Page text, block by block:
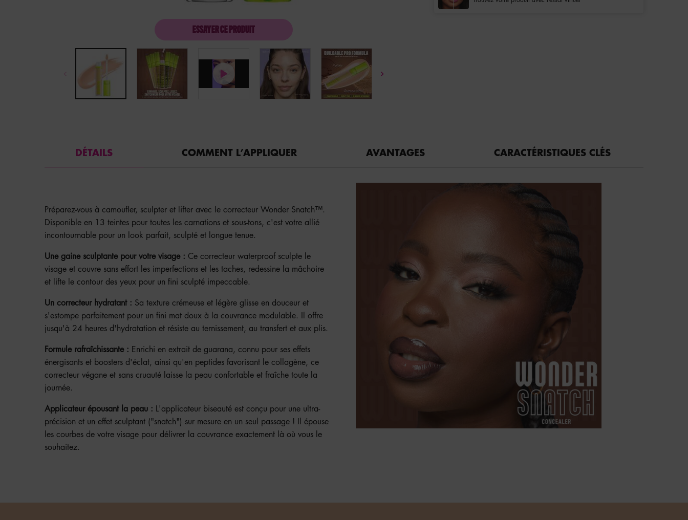
ESSAYER CE PRODUIT
DÉTAILS COMMENT L’APPLIQUER AVANTAGES CARACTÉRISTIQUES CLÉS
Préparez-vous à camoufler, sculpter et lifter avec le correcteur Wonder Snatch™.
Disponible en 13 teintes pour toutes les carnations et sous-tons, c'est votre allié
incontournable pour un look parfait, sculpté et longue tenue.
Une gaine sculptante pour votre visage : Ce correcteur waterproof sculpte le
visage et couvre sans effort les imperfections et les taches, redessine la mâchoire
et lifte le contour des yeux pour un fini sculpté impeccable.
Un correcteur hydratant : Sa texture crémeuse et légère glisse en douceur et
s'estompe parfaitement pour un fini mat doux à la couvrance modulable. Il offre
jusqu'à 24 heures d'hydratation et résiste au ternissement, au transfert et aux plis.
Formule rafraîchissante : Enrichi en extrait de guarana, connu pour ses effets
énergisants et boosters d'éclat, ainsi qu'en peptides favorisant le collagène, ce
correcteur végane et sans cruauté laisse la peau confortable et fraîche toute la
journée.
Applicateur épousant la peau : L'applicateur biseauté est conçu pour une ultra-
précision et un effet sculptant ("snatch") sur mesure en un seul passage ! Il épouse
les courbes de votre visage pour délivrer la couvrance exactement là où vous le
souhaitez.